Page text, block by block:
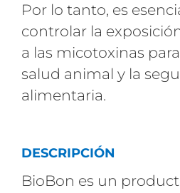
Por lo tanto, es
controlar la
a las micotoxinas
salud animal y la
alimentaria.
DESCRIPCIÓN
BioBon es un